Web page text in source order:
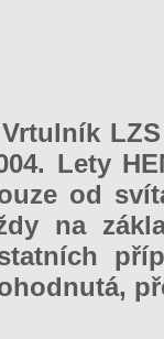
Vrtulník
Lety
od
na